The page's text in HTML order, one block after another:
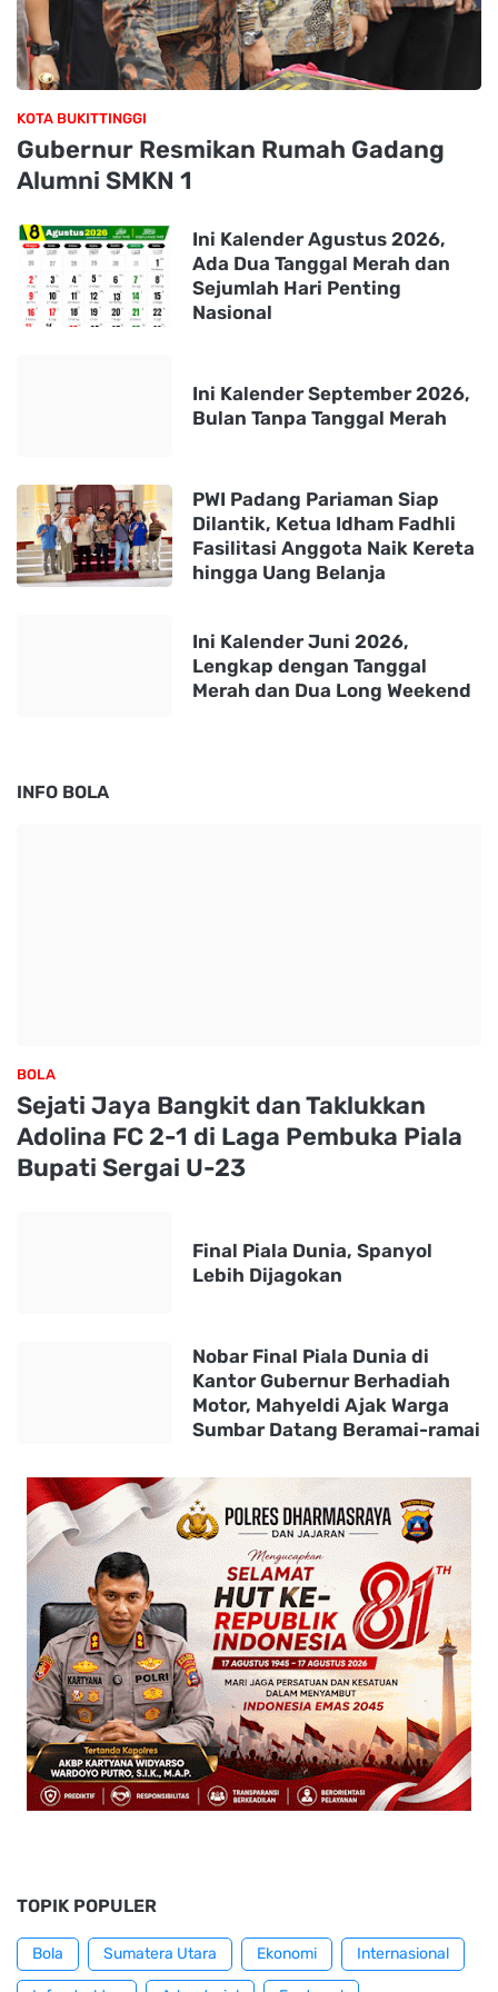
KOTA BUKITTINGGI
Gubernur Resmikan Rumah Gadang
Alumni SMKN 1
Ini Kalender Agustus 2026,
Ada Dua Tanggal Merah dan
Sejumlah Hari Penting
Nasional
Ini Kalender September 2026,
Bulan Tanpa Tanggal Merah
PWI Padang Pariaman Siap
Dilantik, Ketua Idham Fadhli
Fasilitasi Anggota Naik Kereta
hingga Uang Belanja
Ini Kalender Juni 2026,
Lengkap dengan Tanggal
Merah dan Dua Long Weekend
INFO BOLA
BOLA
Sejati Jaya Bangkit dan Taklukkan
Adolina FC 2-1 di Laga Pembuka Piala
Bupati Sergai U-23
Final Piala Dunia, Spanyol
Lebih Dijagokan
Nobar Final Piala Dunia di
Kantor Gubernur Berhadiah
Motor, Mahyeldi Ajak Warga
Sumbar Datang Beramai-ramai
TOPIK POPULER
Bola Sumatera Utara Ekonomi Internasional